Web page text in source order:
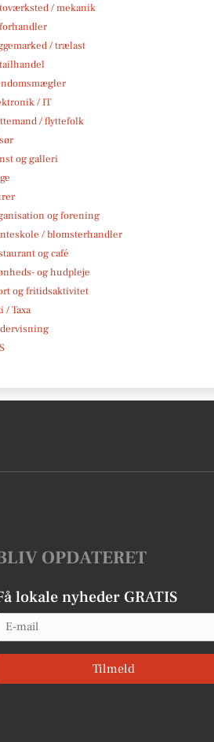
/ mekanik
/ trælast
/ IT
/ flyttefolk
og galleri
og forening
/ blomsterhandler
og café
og hudpleje
og fritidsaktivitet
/ Taxa
OPDATERET
lokale nyheder GRATIS
Tilmeld